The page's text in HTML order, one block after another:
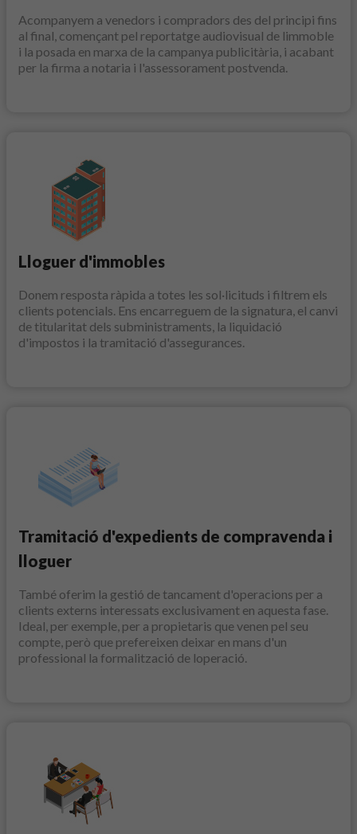
Acompanyem a venedors i compradors des del principi fins
al final, començant pel reportatge audiovisual de limmoble
i la posada en marxa de la campanya publicitària, i acabant
per la firma a notaria i l'assessorament postvenda.
Lloguer d'immobles
Donem resposta ràpida a totes les sol·licituds i filtrem els
clients potencials. Ens encarreguem de la signatura, el canvi
de titularitat dels subministraments, la liquidació
d'impostos i la tramitació d'assegurances.
Tramitació d'expedients de compravenda i
lloguer
També oferim la gestió de tancament d'operacions per a
clients externs interessats exclusivament en aquesta fase.
Ideal, per exemple, per a propietaris que venen pel seu
compte, però que prefereixen deixar en mans d'un
professional la formalització de loperació.